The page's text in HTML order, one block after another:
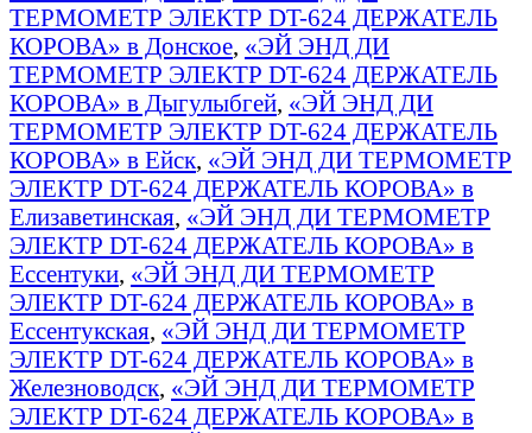
ТЕРМОМЕТР ЭЛЕКТР DT-624 ДЕРЖАТЕЛЬ
КОРОВА» в Донское, «ЭЙ ЭНД ДИ
ТЕРМОМЕТР ЭЛЕКТР DT-624 ДЕРЖАТЕЛЬ
КОРОВА» в Дыгулыбгей, «ЭЙ ЭНД ДИ
ТЕРМОМЕТР ЭЛЕКТР DT-624 ДЕРЖАТЕЛЬ
КОРОВА» в Ейск, «ЭЙ ЭНД ДИ ТЕРМОМЕТР
ЭЛЕКТР DT-624 ДЕРЖАТЕЛЬ КОРОВА» в
Елизаветинская, «ЭЙ ЭНД ДИ ТЕРМОМЕТР
ЭЛЕКТР DT-624 ДЕРЖАТЕЛЬ КОРОВА» в
Ессентуки, «ЭЙ ЭНД ДИ ТЕРМОМЕТР
ЭЛЕКТР DT-624 ДЕРЖАТЕЛЬ КОРОВА» в
Ессентукская, «ЭЙ ЭНД ДИ ТЕРМОМЕТР
ЭЛЕКТР DT-624 ДЕРЖАТЕЛЬ КОРОВА» в
Железноводск, «ЭЙ ЭНД ДИ ТЕРМОМЕТР
ЭЛЕКТР DT-624 ДЕРЖАТЕЛЬ КОРОВА» в